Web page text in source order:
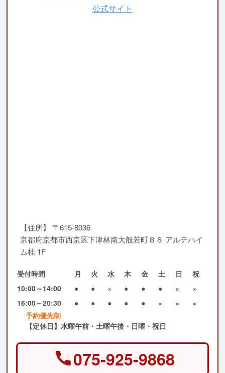
公式サイト
【住所】
〒615-8036
京都府京都市西京区下津林南大般若町８８ アルテハイ
ム桂 1F
受付時間 月 火 水 木 金 土 日
祝
10:00～14:00
● ● × ● ● ● ×
×
16:00～20:30
● ● ● ● ● × ×
×
予約優先制
【定休日】水曜午前・土曜午後・日曜・祝日
075-925-9868